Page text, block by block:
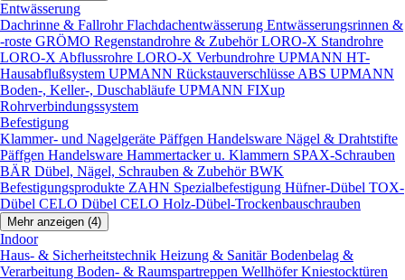
Entwässerung
Dachrinne & FallrohrFlachdachentwässerung Entwässerungsrinnen &
-roste GRÖMO Regenstandrohre & ZubehörLORO-X Standrohre
LORO-X Abflussrohre LORO-X Verbundrohre UPMANN HT-
Hausabflußsystem UPMANN Rückstauverschlüsse ABS UPMANN
Boden-, Keller-, Duschabläufe UPMANN FIXup
Rohrverbindungssystem
Befestigung
Klammer- und Nagelgeräte Päffgen Handelsware Nägel & Drahtstifte
Päffgen Handelsware Hammertacker u. Klammern SPAX-Schrauben
BÄR Dübel, Nägel, Schrauben & ZubehörBWK
Befestigungsprodukte ZAHN Spezialbefestigung Hüfner-Dübel TOX-
Dübel CELO Dübel CELO Holz-Dübel-Trockenbauschrauben
Mehr anzeigen (4)
Indoor
Haus- & Sicherheitstechnik Heizung & SanitärBodenbelag &
Verarbeitung Boden- & Raumspartreppen Wellhöfer Kniestocktüren